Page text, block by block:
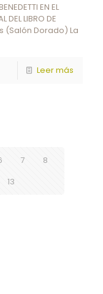
EN EL
DEL LIBRO DE
(Salón Dorado) La
Leer más
7
8
13